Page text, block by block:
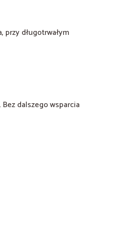
długotrwałym
dalszego wsparcia